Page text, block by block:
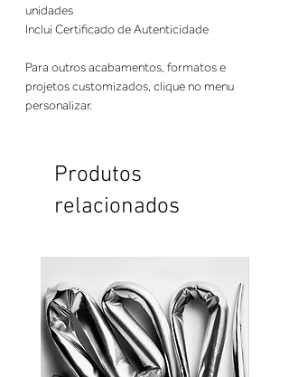
unidades
Inclui Certificado de Autenticidade
Para outros acabamentos, formatos e
projetos customizados, clique no menu
personalizar.
Produtos
relacionados